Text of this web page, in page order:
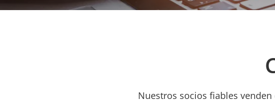
Nuestros socios fiables